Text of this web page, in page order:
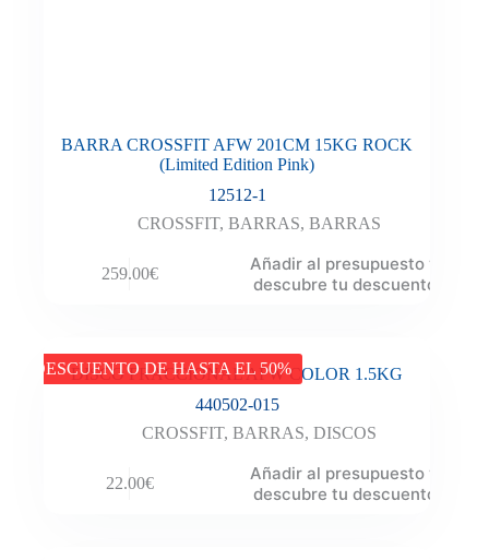
BARRA CROSSFIT AFW 201CM 15KG ROCK
(Limited Edition Pink)
12512-1
CROSSFIT, BARRAS, BARRAS
259.00€
Añadir al presupuesto y
descubre tu descuento
DESCUENTO DE HASTA EL 50%
DISCO FRACCIONAL AFW COLOR 1.5KG
440502-015
CROSSFIT, BARRAS, DISCOS
22.00€
Añadir al presupuesto y
descubre tu descuento